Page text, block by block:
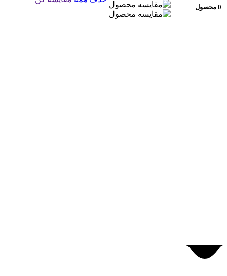
0 محصول